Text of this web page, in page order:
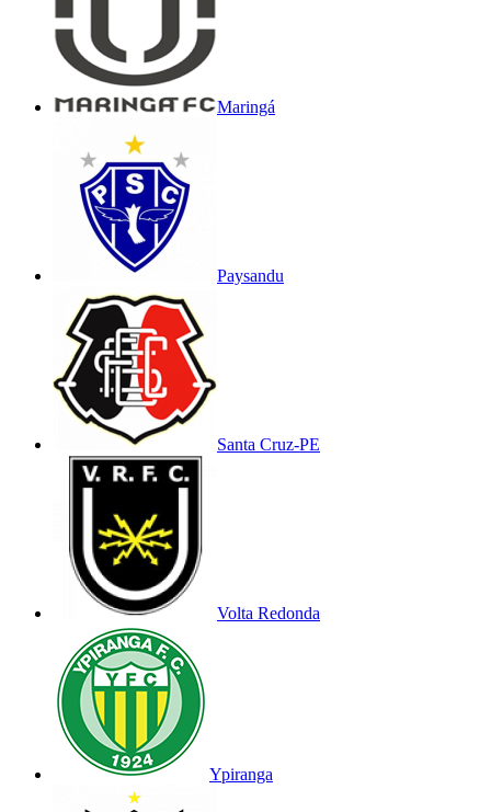
Maringá
Paysandu
Santa Cruz-PE
Volta Redonda
Ypiranga